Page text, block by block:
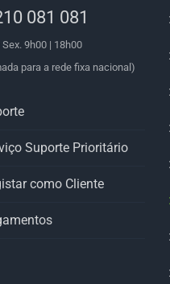
081 081
Sex. 9h00 | 18h00
para a rede fixa nacional)
Suporte Prioritário
como Cliente